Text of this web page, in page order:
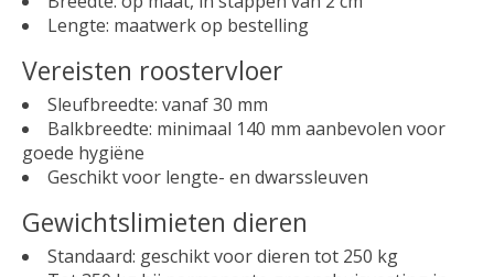
Lengte: maatwerk op bestelling
Vereisten roostervloer
Sleufbreedte: vanaf 30 mm
Balkbreedte: minimaal 140 mm aanbevolen voor
goede hygiëne
Geschikt voor lengte- en dwarssleuven
Gewichtslimieten dieren
Standaard: geschikt voor dieren tot 250 kg